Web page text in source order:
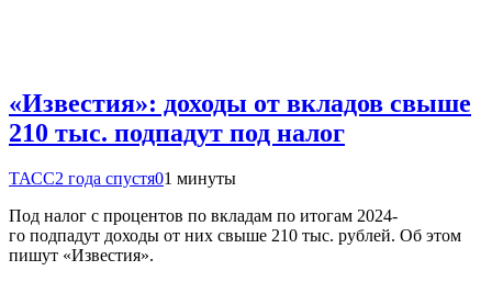
«Известия»: доходы от вкладов свыше
210 тыс. подпадут под налог
ТАСС2 года спустя01 минуты
Под налог с процентов по вкладам по итогам 2024-
го подпадут доходы от них свыше 210 тыс. рублей. Об этом
пишут «Известия».